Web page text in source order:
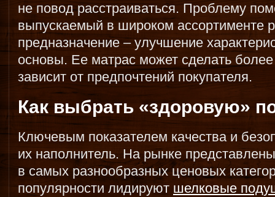
не повод расстраиваться. Проблему
выпускаемый в широком ассортименте
предназначение – улучшение
основы. Ее матрас может сделать
зависит от предпочтений покупателя.
Как выбрать «здоровую»
Ключевым показателем качества и
их наполнитель. На рынке
в самых разнообразных ценовых
популярности лидируют шелковые